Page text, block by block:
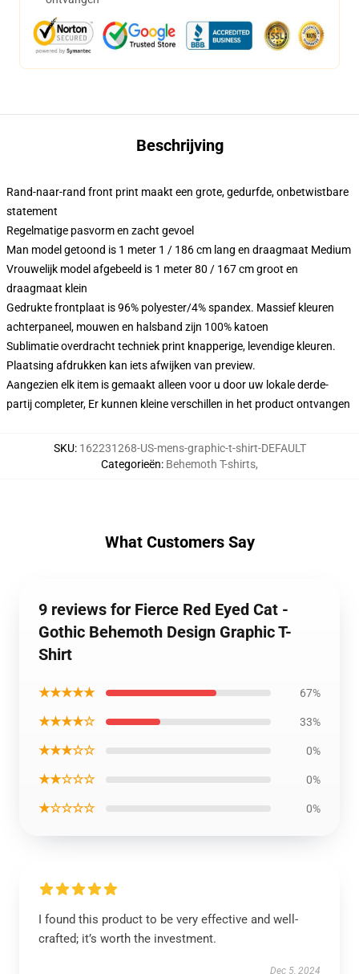
Beschrijving
Rand-naar-rand front print maakt een grote, gedurfde, onbetwistbare
statement
Regelmatige pasvorm en zacht gevoel
Man model getoond is 1 meter 1 / 186 cm lang en draagmaat Medium
Vrouwelijk model afgebeeld is 1 meter 80 / 167 cm groot en
draagmaat klein
Gedrukte frontplaat is 96% polyester/4% spandex. Massief kleuren
achterpaneel, mouwen en halsband zijn 100% katoen
Sublimatie overdracht techniek print knapperige, levendige kleuren.
Plaatsing afdrukken kan iets afwijken van preview.
Aangezien elk item is gemaakt alleen voor u door uw lokale derde-
partij completer, Er kunnen kleine verschillen in het product ontvangen
SKU: 162231268-US-mens-graphic-t-shirt-DEFAULT
Categorieën: Behemoth T-shirts,
What Customers Say
9 reviews for Fierce Red Eyed Cat -
Gothic Behemoth Design Graphic T-
Shirt
★★★★★ 67%
★★★★☆ 33%
★★★☆☆ 0%
★★☆☆☆ 0%
★☆☆☆☆ 0%
I found this product to be very effective and well-
crafted; it’s worth the investment.
Dec 5, 2024